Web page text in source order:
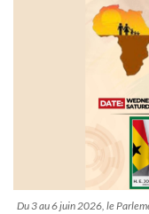
Du 3 au 6 juin 2026, le